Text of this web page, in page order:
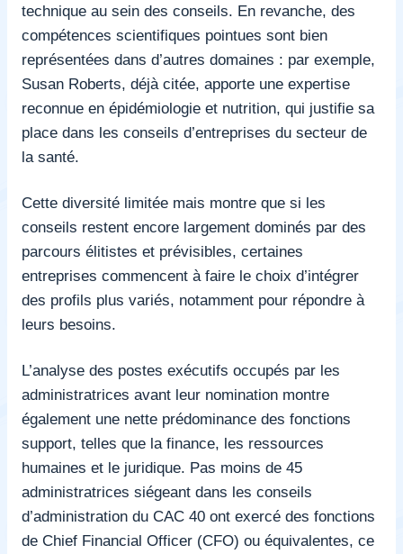
technique au sein des conseils. En revanche, des
compétences scientifiques pointues sont bien
représentées dans d’autres domaines : par exemple,
Susan Roberts, déjà citée, apporte une expertise
reconnue en épidémiologie et nutrition, qui justifie sa
place dans les conseils d’entreprises du secteur de
la santé.
Cette diversité limitée mais montre que si les
conseils restent encore largement dominés par des
parcours élitistes et prévisibles, certaines
entreprises commencent à faire le choix d’intégrer
des profils plus variés, notamment pour répondre à
leurs besoins.
L’analyse des postes exécutifs occupés par les
administratrices avant leur nomination montre
également une nette prédominance des fonctions
support, telles que la finance, les ressources
humaines et le juridique. Pas moins de 45
administratrices siégeant dans les conseils
d’administration du CAC 40 ont exercé des fonctions
de Chief Financial Officer (CFO) ou équivalentes, ce